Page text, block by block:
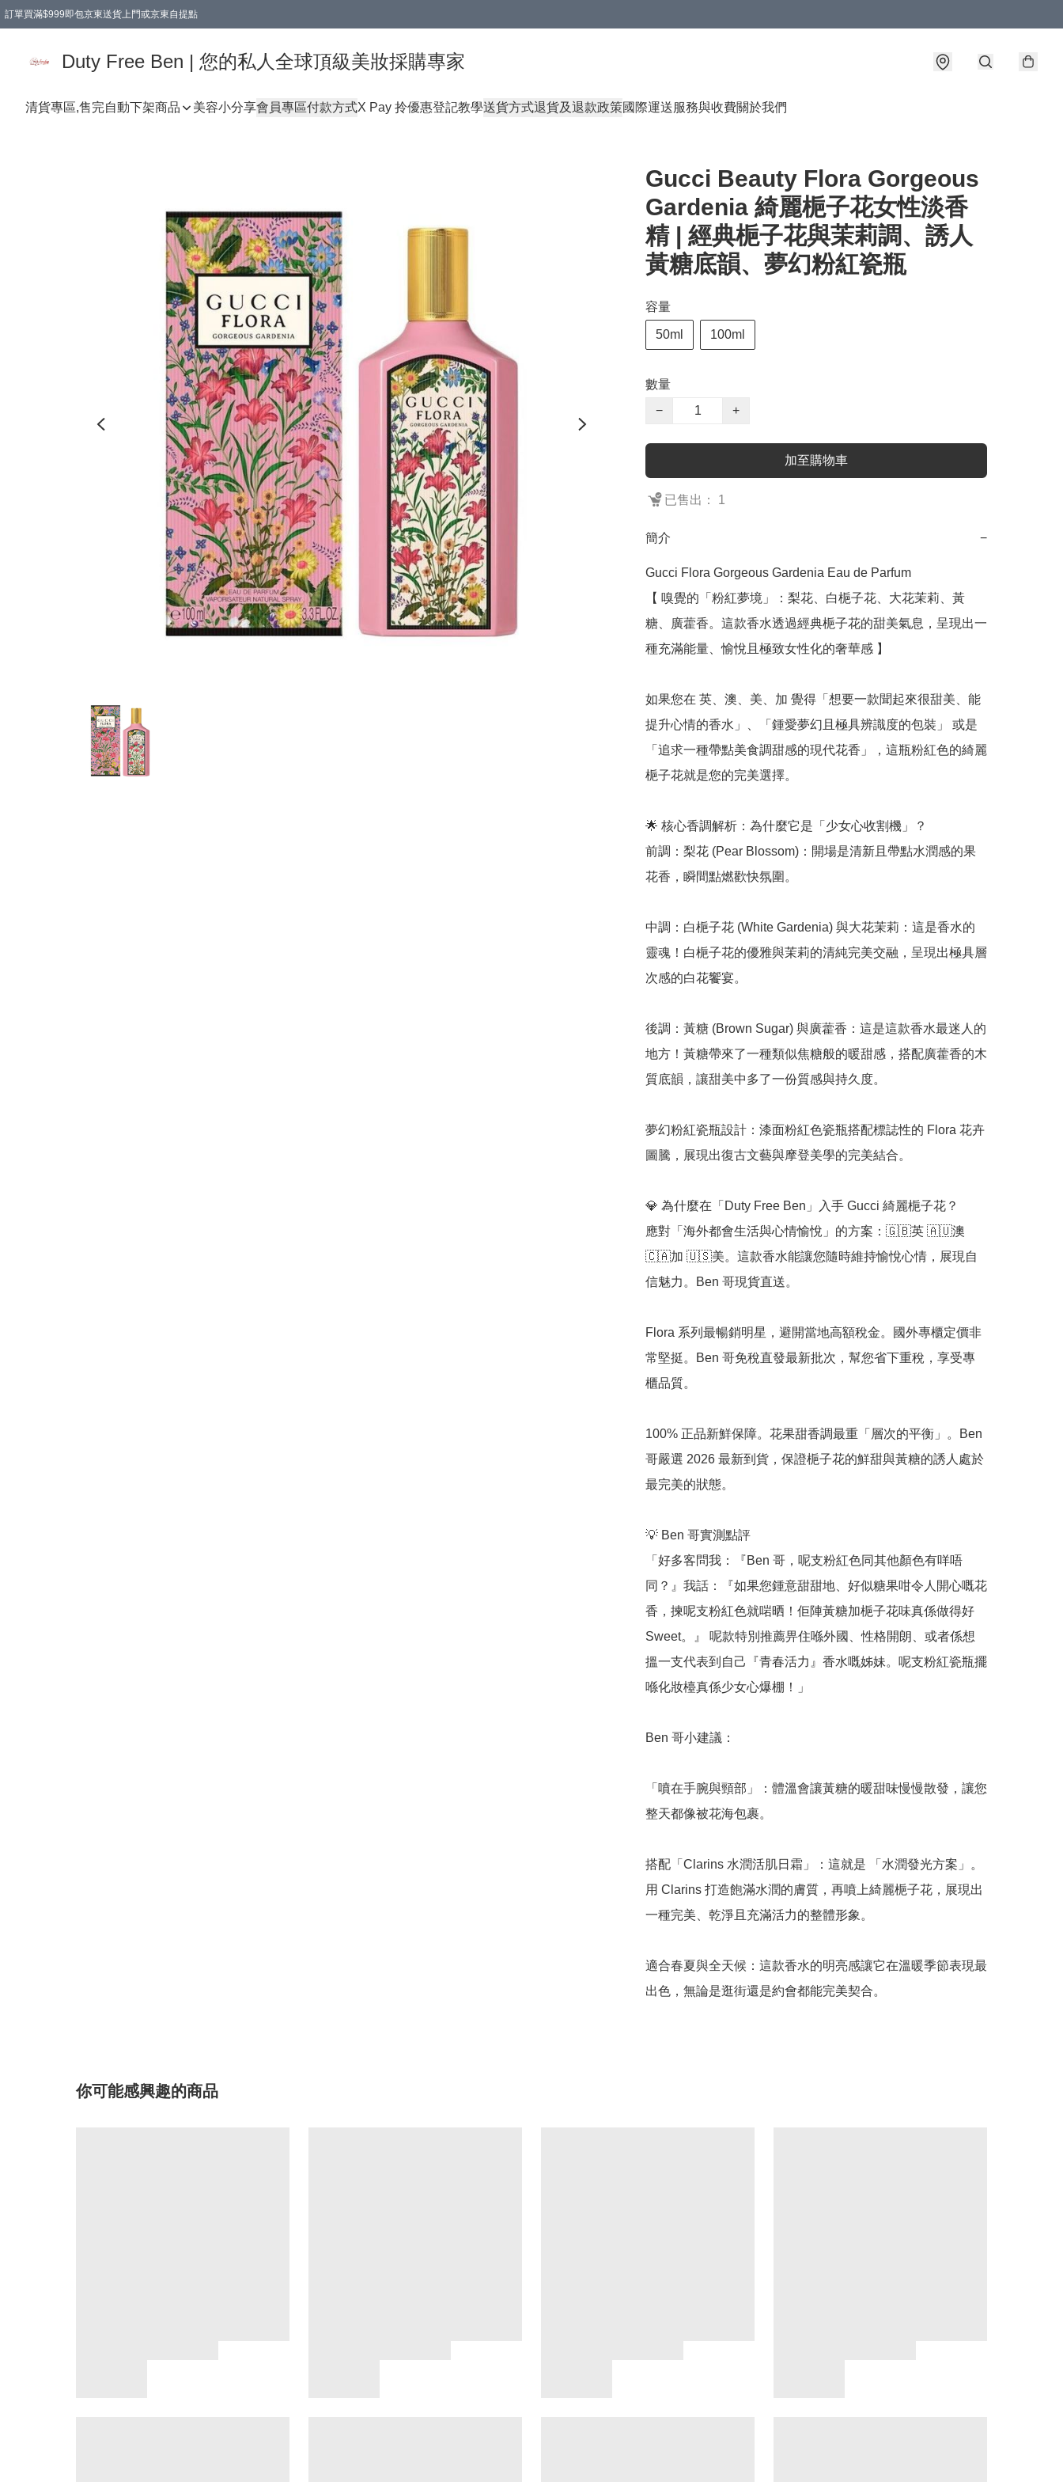
訂單買滿$999即包京東送貨上門或京東自提點
Duty Free Ben | 您的私人全球頂級美妝採購專家
清貨專區,售完自動下架商品 美容小分享會員專區付款方式X Pay 拎優惠登記教學送貨方式退貨及退款政策國際運送服務與收費關於我們
Gucci Beauty Flora Gorgeous
Gardenia 綺麗梔子花女性淡香
精 | 經典梔子花與茉莉調、誘人
黃糖底韻、夢幻粉紅瓷瓶
容量
50ml 100ml
數量
−
+
加至購物車
已售出： 1
簡介 −
Gucci Flora Gorgeous Gardenia Eau de Parfum
【 嗅覺的「粉紅夢境」：梨花、白梔子花、大花茉莉、黃
糖、廣藿香。這款香水透過經典梔子花的甜美氣息，呈現出一
種充滿能量、愉悅且極致女性化的奢華感 】
如果您在 英、澳、美、加 覺得「想要一款聞起來很甜美、能
提升心情的香水」、「鍾愛夢幻且極具辨識度的包裝」 或是
「追求一種帶點美食調甜感的現代花香」，這瓶粉紅色的綺麗
梔子花就是您的完美選擇。
🌟 核心香調解析：為什麼它是「少女心收割機」？
前調：梨花 (Pear Blossom)：開場是清新且帶點水潤感的果
花香，瞬間點燃歡快氛圍。
中調：白梔子花 (White Gardenia) 與大花茉莉：這是香水的
靈魂！白梔子花的優雅與茉莉的清純完美交融，呈現出極具層
次感的白花饗宴。
後調：黃糖 (Brown Sugar) 與廣藿香：這是這款香水最迷人的
地方！黃糖帶來了一種類似焦糖般的暖甜感，搭配廣藿香的木
質底韻，讓甜美中多了一份質感與持久度。
夢幻粉紅瓷瓶設計：漆面粉紅色瓷瓶搭配標誌性的 Flora 花卉
圖騰，展現出復古文藝與摩登美學的完美結合。
💎 為什麼在「Duty Free Ben」入手 Gucci 綺麗梔子花？
應對「海外都會生活與心情愉悅」的方案：🇬🇧英 🇦🇺澳
🇨🇦加 🇺🇸美。這款香水能讓您隨時維持愉悅心情，展現自
信魅力。Ben 哥現貨直送。
Flora 系列最暢銷明星，避開當地高額稅金。國外專櫃定價非
常堅挺。Ben 哥免稅直發最新批次，幫您省下重稅，享受專
櫃品質。
100% 正品新鮮保障。花果甜香調最重「層次的平衡」。Ben
哥嚴選 2026 最新到貨，保證梔子花的鮮甜與黃糖的誘人處於
最完美的狀態。
💡 Ben 哥實測點評
「好多客問我：『Ben 哥，呢支粉紅色同其他顏色有咩唔
同？』我話：『如果您鍾意甜甜地、好似糖果咁令人開心嘅花
香，揀呢支粉紅色就啱晒！佢陣黃糖加梔子花味真係做得好
Sweet。』 呢款特別推薦畀住喺外國、性格開朗、或者係想
搵一支代表到自己『青春活力』香水嘅姊妹。呢支粉紅瓷瓶擺
喺化妝檯真係少女心爆棚！」
Ben 哥小建議：
「噴在手腕與頸部」：體溫會讓黃糖的暖甜味慢慢散發，讓您
整天都像被花海包裹。
搭配「Clarins 水潤活肌日霜」：這就是 「水潤發光方案」。
用 Clarins 打造飽滿水潤的膚質，再噴上綺麗梔子花，展現出
一種完美、乾淨且充滿活力的整體形象。
適合春夏與全天候：這款香水的明亮感讓它在溫暖季節表現最
出色，無論是逛街還是約會都能完美契合。
你可能感興趣的商品